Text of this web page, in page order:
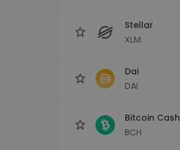
Stellar
XLM
Dai
DAI
Bitcoin Cash
BCH